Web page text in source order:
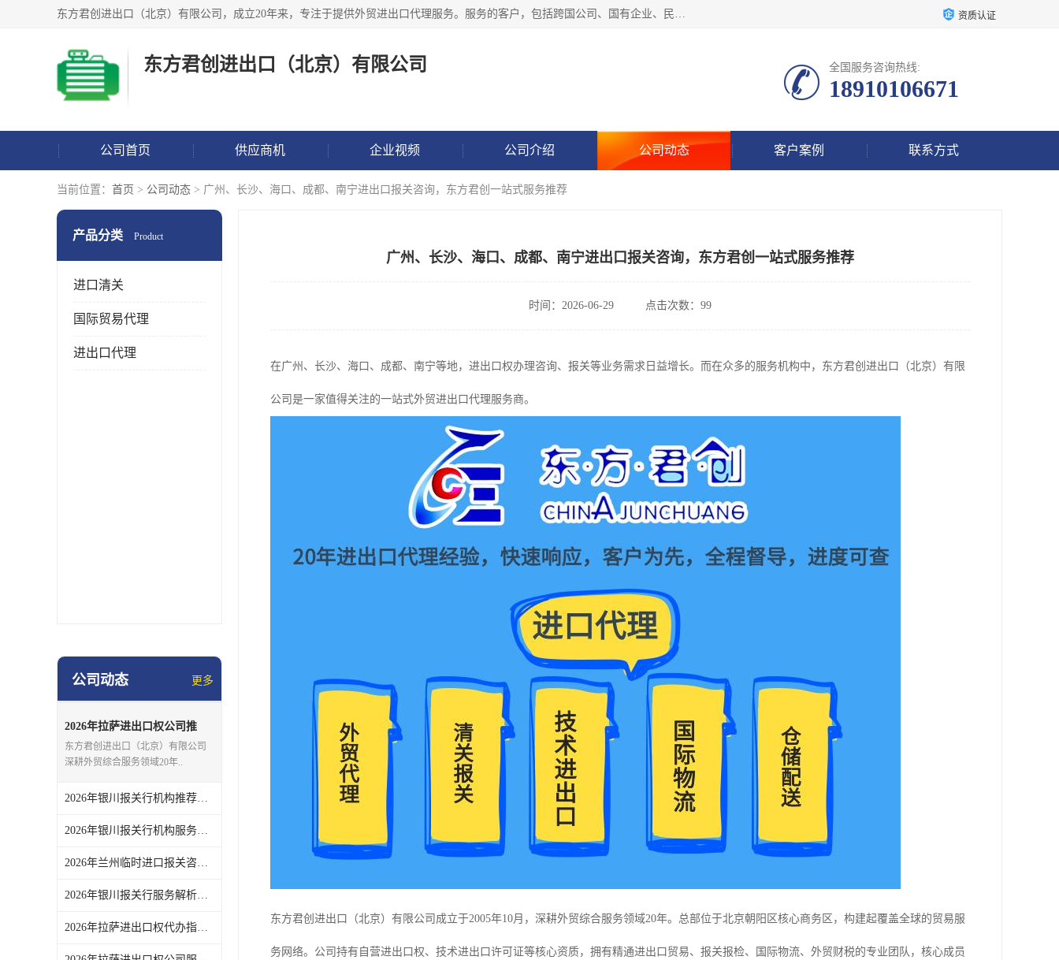
东方君创进出口（北京）有限公司，成立20年来，专注于提供外贸进出口代理服务。服务的客户，包括跨国公司、国有企业、民营企业等。作为的综合性外贸企业，公司拥有一支精通进出口贸易的团队，从事各类商品和技术的进口清关代理报关。进出口商品涉及20多个大类、上千个品种，贸易客户遍布世界各个国家和地区。 资质认证
东方君创进出口（北京）有限公司 全国服务咨询热线:
18910106671
公司首页 供应商机 企业视频 公司介绍 公司动态 客户案例 联系方式
当前位置： 首页 > 公司动态 > 广州、长沙、海口、成都、南宁进出口报关咨询，东方君创一站式服务推荐
产品分类 Product
进口清关
国际贸易代理
进出口代理
公司动态 更多
2026年拉萨进出口权公司推
荐：一站式外贸代理服务解析
东方君创进出口（北京）有限公司
深耕外贸综合服务领域20年..
2026年银川报关行机构推荐，一站式进出口代理服务实力解析
2026年银川报关行机构服务商推荐：东方君创一站式外贸代理解析
2026年兰州临时进口报关咨询要点，东方君创一站式外贸代理服务解析
2026年银川报关行服务解析，一站式外贸代理助力企业高效通关
2026年拉萨进出口权代办指南：一站式外贸综合服务企业解析
广州、长沙、海口、成都、南宁进出口报关咨询，东方君创一站式服务推荐
时间：2026-06-29 点击次数：99
在广州、长沙、海口、成都、南宁等地，进出口权办理咨询、报关等业务需求日益增长。而在众多的服务机构中，东方君创进出口（北京）有限
公司是一家值得关注的一站式外贸进出口代理服务商。
东方君创进出口（北京）有限公司成立于2005年10月，深耕外贸综合服务领域20年。总部位于北京朝阳区核心商务区，构建起覆盖全球的贸易服
务网络。公司持有自营进出口权、技术进出口许可证等核心资质，拥有精通进出口贸易、报关报检、国际物流、外贸财税的专业团队，核心成员